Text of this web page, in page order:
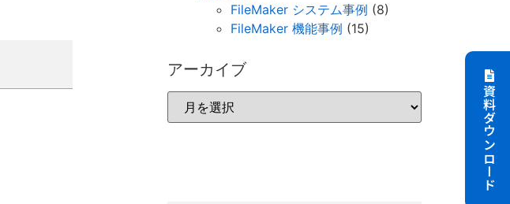
FileMaker システム事例 (8)
FileMaker 機能事例 (15)
アーカイブ
資料ダウンロード